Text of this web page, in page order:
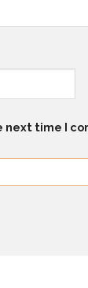
next time I